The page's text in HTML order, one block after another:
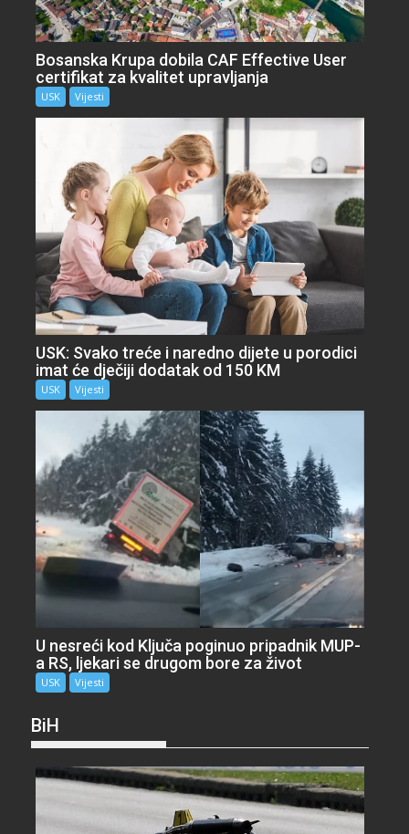
Bosanska Krupa dobila CAF Effective User
certifikat za kvalitet upravljanja
USK Vijesti
USK: Svako treće i naredno dijete u porodici
imat će dječiji dodatak od 150 KM
USK Vijesti
U nesreći kod Ključa poginuo pripadnik MUP-
a RS, ljekari se drugom bore za život
USK Vijesti
BiH